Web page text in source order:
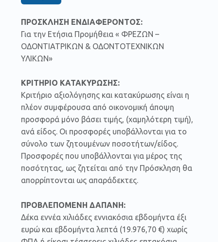
ΠΡΟΣΚΛΗΣΗ ΕΝΔΙΑΦΕΡΟΝΤΟΣ:
Για την Ετήσια Προμήθεια « ΦΡΕΖΩΝ –
ΟΔΟΝΤΙΑΤΡΙΚΩΝ & ΟΔΟΝΤΟΤΕΧΝΙΚΩΝ
ΥΛΙΚΩΝ»
ΚΡΙΤΗΡΙΟ ΚΑΤΑΚΥΡΩΣΗΣ:
Κριτήριο αξιολόγησης και κατακύρωσης είναι η
πλέον συμφέρουσα από οικονομική άποψη
προσφορά μόνο βάσει τιμής, (χαμηλότερη τιμή),
ανά είδος. Οι προσφορές υποβάλλονται για το
σύνολο των ζητουμένων ποσοτήτων/είδος.
Προσφορές που υποβάλλονται για μέρος της
ποσότητας, ως ζητείται από την Πρόσκληση θα
απορρίπτονται ως απαράδεκτες.
ΠΡΟΒΛΕΠΟΜΕΝΗ ΔΑΠΑΝΗ:
Δέκα εννέα χιλιάδες εννιακόσια εβδομήντα έξι
ευρώ και εβδομήντα λεπτά (19.976,70 €) χωρίς